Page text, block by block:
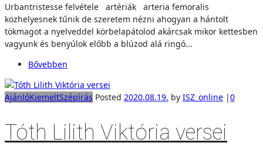
Urbantristesse felvétele artériák arteria femoralis
közhelyesnek tűnik de szeretem nézni ahogyan a hántolt
tökmagot a nyelveddel körbelapátolod akárcsak mikor kettesben
vagyunk és benyúlok előbb a blúzod alá ringó...
Bővebben
AjánlóKiemeltSzépírás Posted 2020.08.19. by ISZ_online |0
Tóth Lilith Viktória versei